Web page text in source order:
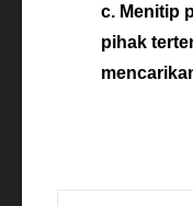
c. Menitip
pihak